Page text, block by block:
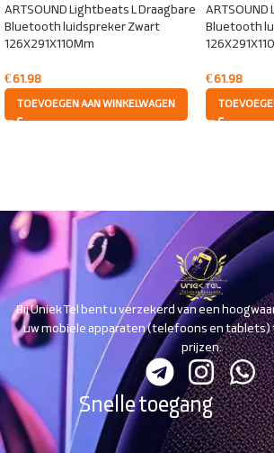
ARTSOUND Lightbeats L Draagbare
Bluetooth luidspreker Zwart
126X291X110Mm
€61.98
TOEVOEGEN AAN WINKELWAGEN
Bluetooth
€61.98
Bij Uniek Tel bent u verzekerd van een
uw mobiele apparaten (telefoons en tablets)
prijzen.
Snelle toegang